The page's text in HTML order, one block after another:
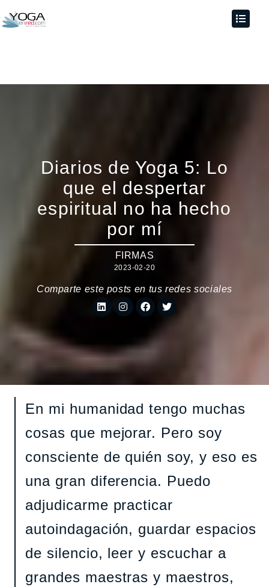
Diarios de Yoga 5: Lo
que el despertar
espiritual no ha hecho
por mí
FIRMAS
2023-02-20
Comparte este posts en tus redes sociales
En mi humanidad tengo muchas
cosas que mejorar. Pero soy
consciente de quién soy, y eso es
una gran diferencia. Puedo
adjudicarme practicar
autoindagación, guardar espacios
de silencio, leer y escuchar a
grandes maestras y maestros,